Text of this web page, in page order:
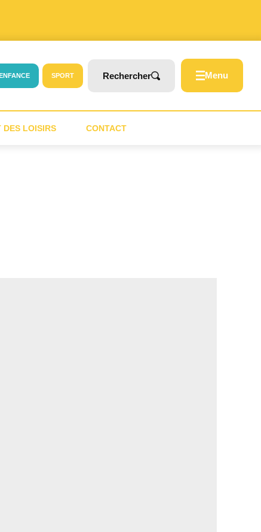
SPORT Rechercher Menu
DES LOISIRS CONTACT